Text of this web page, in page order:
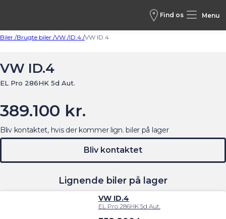
Find os Menu
Biler /Brugte biler /VW /ID.4 /VW ID.4
VW ID.4
EL Pro 286HK 5d Aut.
389.100 kr.
Lignende biler på lager
VW ID.4
EL Pro 286HK 5d Aut.
Bliv kontaktet, hvis der kommer lign. biler på lager
Bliv kontaktet